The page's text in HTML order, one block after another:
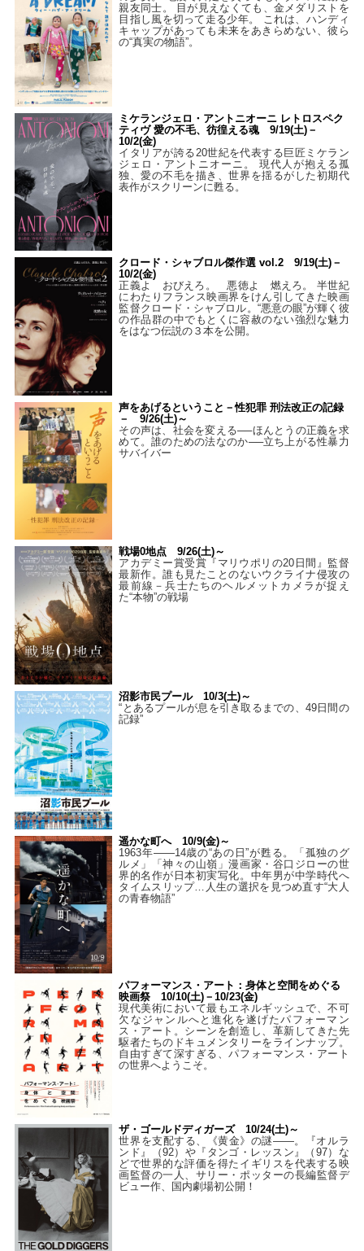
親友同士。 目が見えなくても、金メダリストを
目指し風を切って走る少年。 これは、ハンディ
キャップがあっても未来をあきらめない、彼ら
の“真実の物語”。
ミケランジェロ・アントニオーニ レトロスペク
ティヴ 愛の不毛、彷徨える魂 9/19(土)－
10/2(金)
イタリアが誇る20世紀を代表する巨匠ミケラン
ジェロ・アントニオーニ。 現代人が抱える孤
独、愛の不毛を描き、世界を揺るがした初期代
表作がスクリーンに甦る。
クロード・シャブロル傑作選 vol.2 9/19(土)－
10/2(金)
正義よ おびえろ。 悪徳よ 燃えろ。 半世紀
にわたりフランス映画界をけん引してきた映画
監督クロード・シャブロル。“悪意の眼”が輝く彼
の作品群の中でもとくに容赦のない強烈な魅力
をはなつ伝説の３本を公開。
声をあげるということ－性犯罪 刑法改正の記録
－ 9/26(土)～
その声は、社会を変える──ほんとうの正義を求
めて。誰のための法なのか──立ち上がる性暴力
サバイバー
戦場0地点 9/26(土)～
アカデミー賞受賞『マリウポリの20日間』監督
最新作。誰も見たことのないウクライナ侵攻の
最前線－兵士たちのヘルメットカメラが捉え
た“本物”の戦場
沼影市民プール 10/3(土)～
“とあるプールが息を引き取るまでの、49日間の
記録”
遥かな町へ 10/9(金)～
1963年――14歳の“あの日”が甦る。「孤独のグ
ルメ」「神々の山嶺」漫画家・谷口ジローの世
界的名作が日本初実写化。中年男が中学時代へ
タイムスリップ…人生の選択を見つめ直す“大人
の青春物語”
パフォーマンス・アート：身体と空間をめぐる
映画祭 10/10(土)－10/23(金)
現代美術において最もエネルギッシュで、不可
欠なジャンルへと進化を遂げたパフォーマン
ス・アート。シーンを創造し、革新してきた先
駆者たちのドキュメンタリーをラインナップ。
自由すぎて深すぎる、パフォーマンス・アート
の世界へようこそ。
ザ・ゴールドディガーズ 10/24(土)～
世界を支配する、《黄金》の謎――。『オルラ
ンド』（92）や『タンゴ・レッスン』（97）な
どで世界的な評価を得たイギリスを代表する映
画監督の一人、サリー・ポッターの長編監督デ
ビュー作、国内劇場初公開！